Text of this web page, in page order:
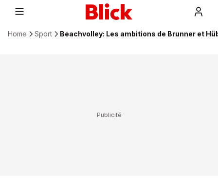
Home Sport Beachvolley: Les ambitions de Brunner et